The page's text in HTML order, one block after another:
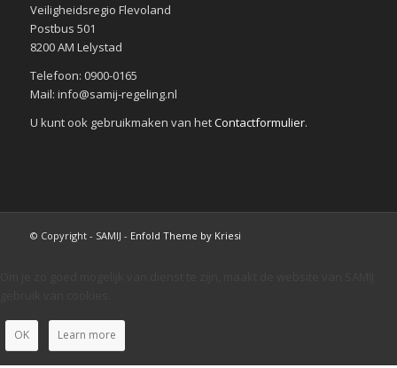
Veiligheidsregio Flevoland
Postbus 501
8200 AM Lelystad
Telefoon: 0900-0165
Mail: info@samij-regeling.nl
U kunt ook gebruikmaken van hetContactformulier.
© Copyright - SAMIJ - Enfold Theme by Kriesi
OK Learn more